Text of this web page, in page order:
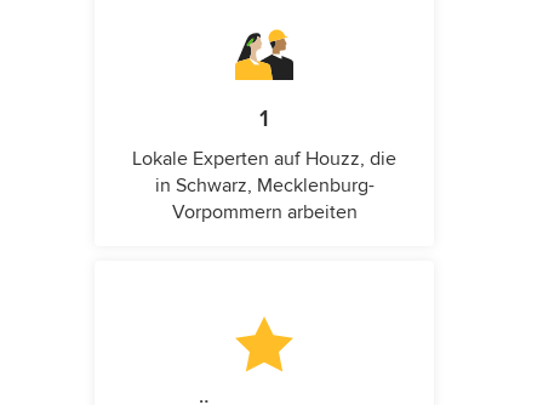
1
Lokale Experten auf Houzz, die
in Schwarz, Mecklenburg-
Vorpommern arbeiten